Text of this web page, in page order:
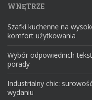
WNĘTRZE
Szafki kuchenne na
komfort użytkowania
Wybór odpowiednich
porady
Industrialny chic:
wydaniu